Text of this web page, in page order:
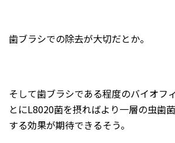
歯ブラシでの除去が大切だとか。
そして歯ブラシである程度のバイオフ
とにL8020菌を摂ればより一層の虫歯
する効果が期待できるそう。